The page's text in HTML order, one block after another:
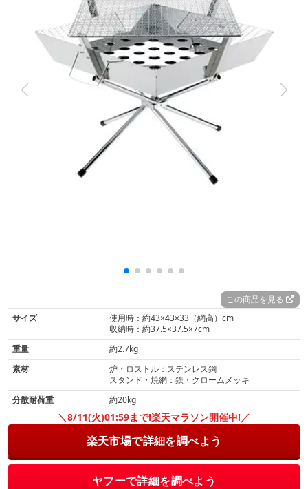
この商品を見る
サイズ
使用時：約43×43×33（網高）cm
収納時：約37.5×37.5×7cm
重量
約2.7kg
素材
炉・ロストル：ステンレス鋼
スタンド・焼網：鉄・クロームメッキ
分散耐荷重
約20kg
＼8/11(火)01:59まで!楽天マラソン開催中!／
楽天市場で詳細を調べよう
ヤフーで詳細を調べよう